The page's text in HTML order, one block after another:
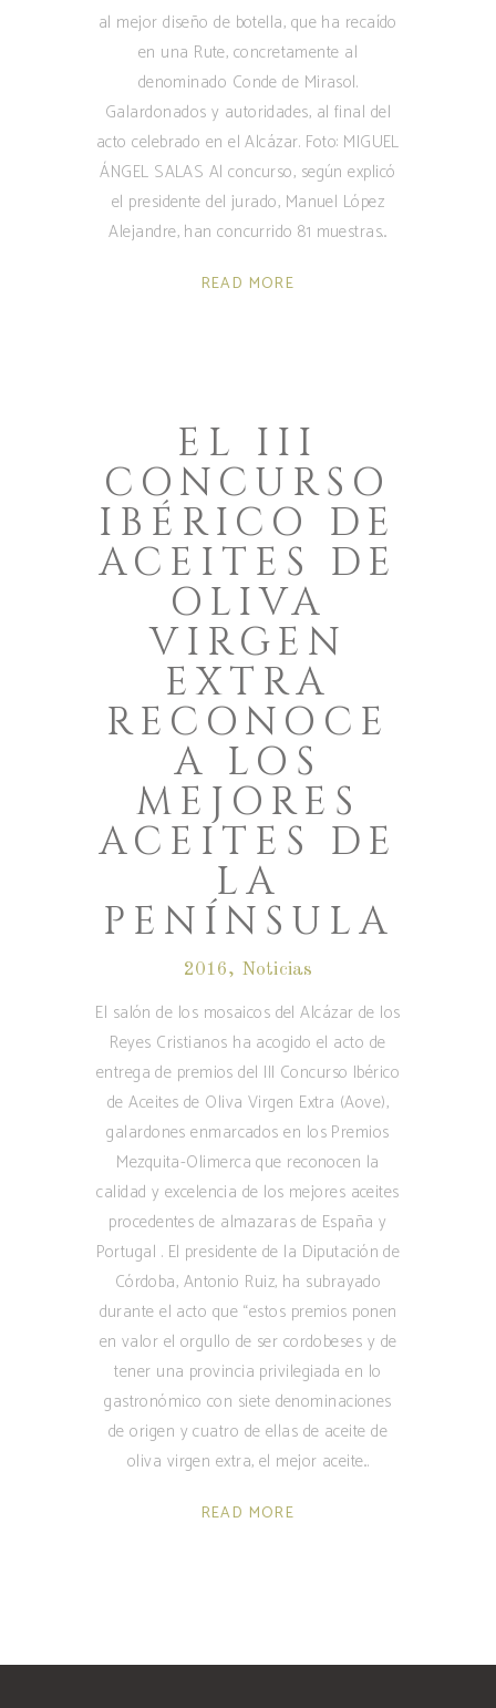
al mejor diseño de botella, que ha recaído
en una Rute, concretamente al
denominado Conde de Mirasol.
Galardonados y autoridades, al final del
acto celebrado en el Alcázar. Foto: MIGUEL
ÁNGEL SALAS Al concurso, según explicó
el presidente del jurado, Manuel López
Alejandre, han concurrido 81 muestras
READ MORE
EL III
CONCURSO
IBÉRICO DE
ACEITES DE
OLIVA
VIRGEN
EXTRA
RECONOCE
A LOS
MEJORES
ACEITES DE
LA
PENÍNSULA
2016, Noticias
El salón de los mosaicos del Alcázar de los
Reyes Cristianos ha acogido el acto de
entrega de premios del III Concurso Ibérico
de Aceites de Oliva Virgen Extra (Aove),
galardones enmarcados en los Premios
Mezquita-Olimerca que reconocen la
calidad y excelencia de los mejores aceites
procedentes de almazaras de España y
Portugal . El presidente de la Diputación de
Córdoba, Antonio Ruiz, ha subrayado
durante el acto que “estos premios ponen
en valor el orgullo de ser cordobeses y de
tener una provincia privilegiada en lo
gastronómico con siete denominaciones
de origen y cuatro de ellas de aceite de
oliva virgen extra, el mejor aceite
READ MORE